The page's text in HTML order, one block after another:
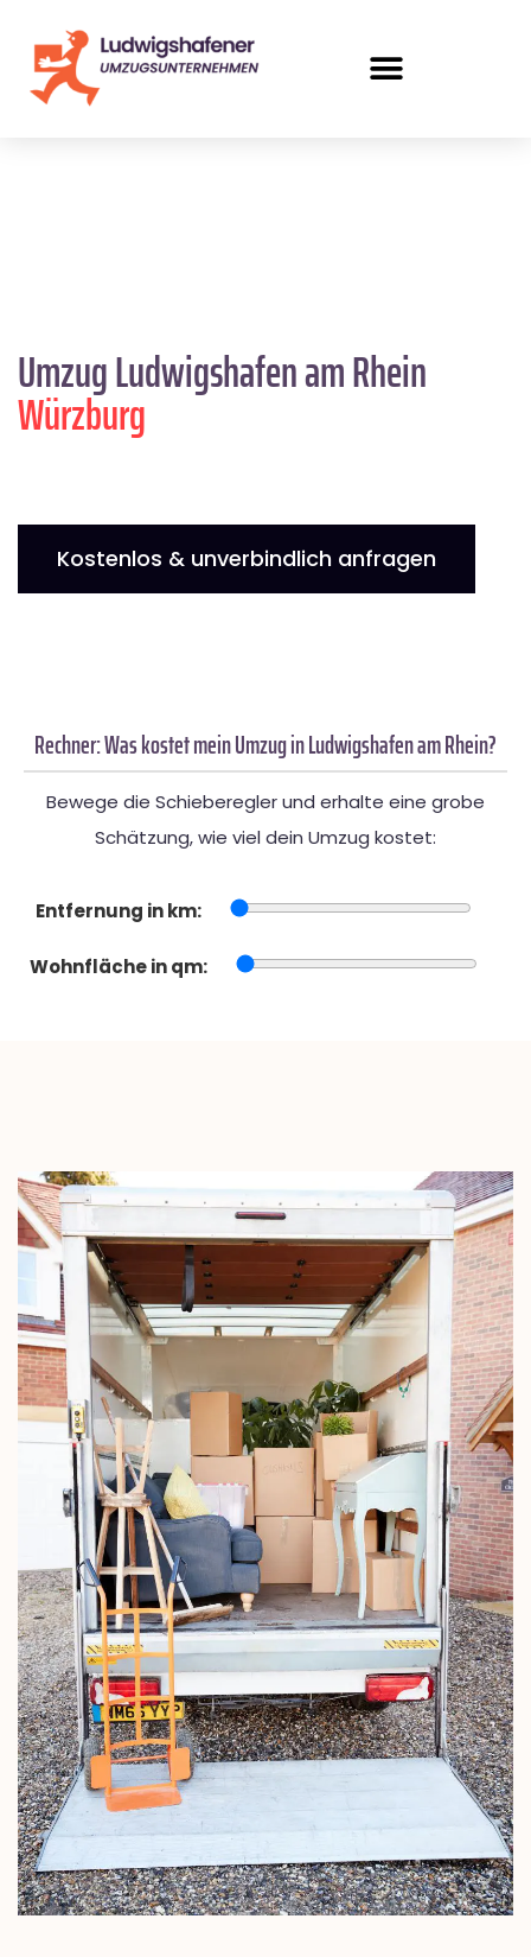
Umzug Ludwigshafen am Rhein
Würzburg
Kostenlos & unverbindlich anfragen
Rechner: Was kostet mein Umzug in Ludwigshafen am Rhein?
Bewege die Schieberegler und erhalte eine grobe
Schätzung, wie viel dein Umzug kostet:
Entfernung in km:
Wohnfläche in qm: